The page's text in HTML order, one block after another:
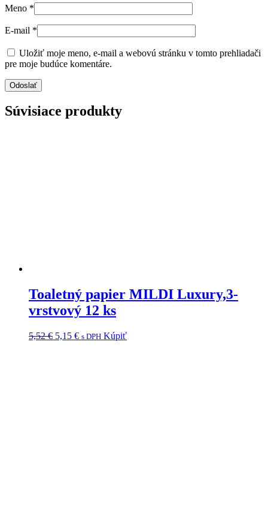
Meno *
E-mail *
Uložiť moje meno, e-mail a webovú stránku v tomto prehliadači
pre moje budúce komentáre.
Súvisiace produkty
Toaletný papier MILDI Luxury,3-
vrstvový 12 ks
5,52€ Pôvodná
5,15 €Aktuálna
s DPH Kúpiť